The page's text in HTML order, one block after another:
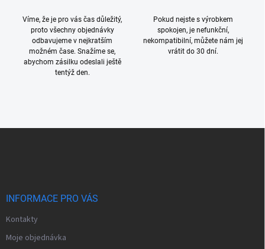
Víme, že je pro vás čas důležitý,
proto všechny objednávky
odbavujeme v nejkratším
možném čase. Snažíme se,
abychom zásilku odeslali ještě
tentýž den.
Pokud nejste s výrobkem
spokojen, je nefunkční,
nekompatibilní, můžete nám jej
vrátit do 30 dní.
INFORMACE PRO VÁS
Kontakty
Moje objednávka